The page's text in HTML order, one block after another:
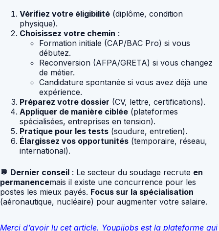
Vérifiez votre éligibilité (diplôme, condition
physique).
Choisissez votre chemin :
Formation initiale (CAP/BAC Pro) si vous
débutez.
Reconversion (AFPA/GRETA) si vous changez
de métier.
Candidature spontanée si vous avez déjà une
expérience.
Préparez votre dossier (CV, lettre, certifications).
Appliquer de manière ciblée (plateformes
spécialisées, entreprises en tension).
Pratique pour les tests (soudure, entretien).
Élargissez vos opportunités (temporaire, réseau,
international).
💬 Dernier conseil : Le secteur du soudage recrute en
permanencemais il existe une concurrence pour les
postes les mieux payés. Focus sur la spécialisation
(aéronautique, nucléaire) pour augmenter votre salaire.
Merci d’avoir lu cet article. Youpijobs est la plateforme qui